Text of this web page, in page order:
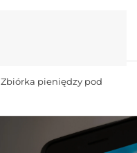
Zbiórka pieniędzy pod